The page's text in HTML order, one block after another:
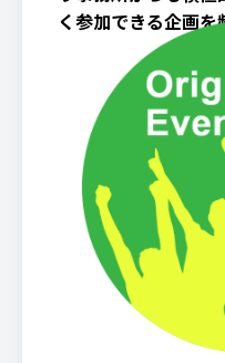
く参加できる企画を